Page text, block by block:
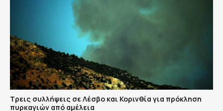
Τρεις συλλήψεις σε Λέσβο και Κορινθία για πρόκληση
πυρκαγιών από αμέλεια